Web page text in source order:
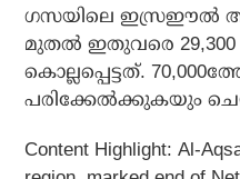
ഗസയിലെ ഇസ്രഈൽ
മുതൽ ഇതുവരെ
കൊല്ലപ്പെട്ടത്.
പരിക്കേൽക്കുകയും
Content Highlight: Al-